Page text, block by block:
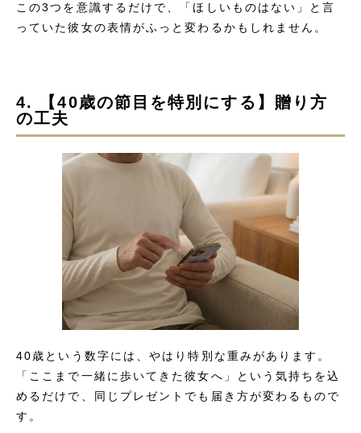
この3つを意識するだけで、「ほしいものはない」と言
っていた彼女の表情がふっと変わるかもしれません。
4. 【40歳の節目を特別にする】贈り方
の工夫
40歳という数字には、やはり特別な重みがあります。
「ここまで一緒に歩いてきた彼女へ」という気持ちを込
めるだけで、同じプレゼントでも届き方が変わるもので
す。